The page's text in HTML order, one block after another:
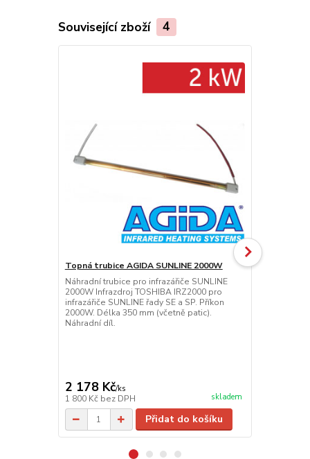
Související zboží 4
Topná trubice AGIDA SUNLINE 2000W
Náhradní trubice pro infrazářiče SUNLINE
2000W Infrazdroj TOSHIBA IRZ2000 pro
infrazářiče SUNLINE řady SE a SP. Příkon
2000W. Délka 350 mm (včetně patic).
Náhradní díl.
2 178 Kč/ks
1 800 Kč bez DPH skladem
Přidat do košíku
Stojan pro